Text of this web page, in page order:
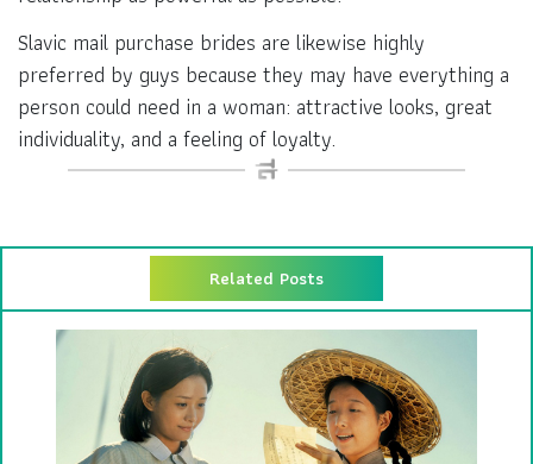
Slavic mail purchase brides are likewise highly
preferred by guys because they may have everything a
person could need in a woman: attractive looks, great
individuality, and a feeling of loyalty.
Related Posts